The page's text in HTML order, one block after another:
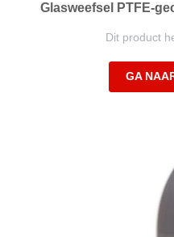
Glasweefsel PTFE-
Dit product
GA